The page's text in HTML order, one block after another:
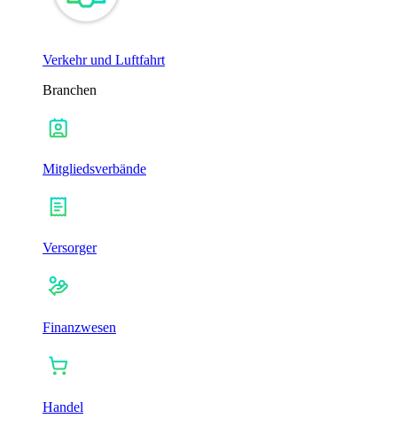
Verkehr und Luftfahrt
Branchen
Mitgliedsverbände
Versorger
Finanzwesen
Handel